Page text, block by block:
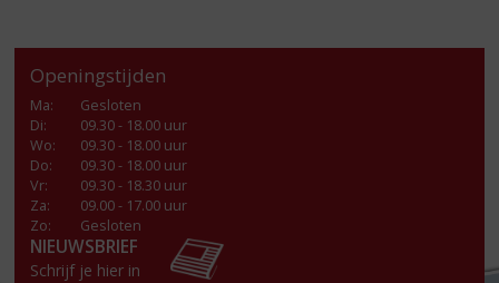
Openingstijden
Ma:
Gesloten
Di:
09.30 - 18.00 uur
Wo:
09.30 - 18.00 uur
Do:
09.30 - 18.00 uur
Vr:
09.30 - 18.30 uur
Za:
09.00 - 17.00 uur
Zo:
Gesloten
NIEUWSBRIEF
Schrijf je hier in